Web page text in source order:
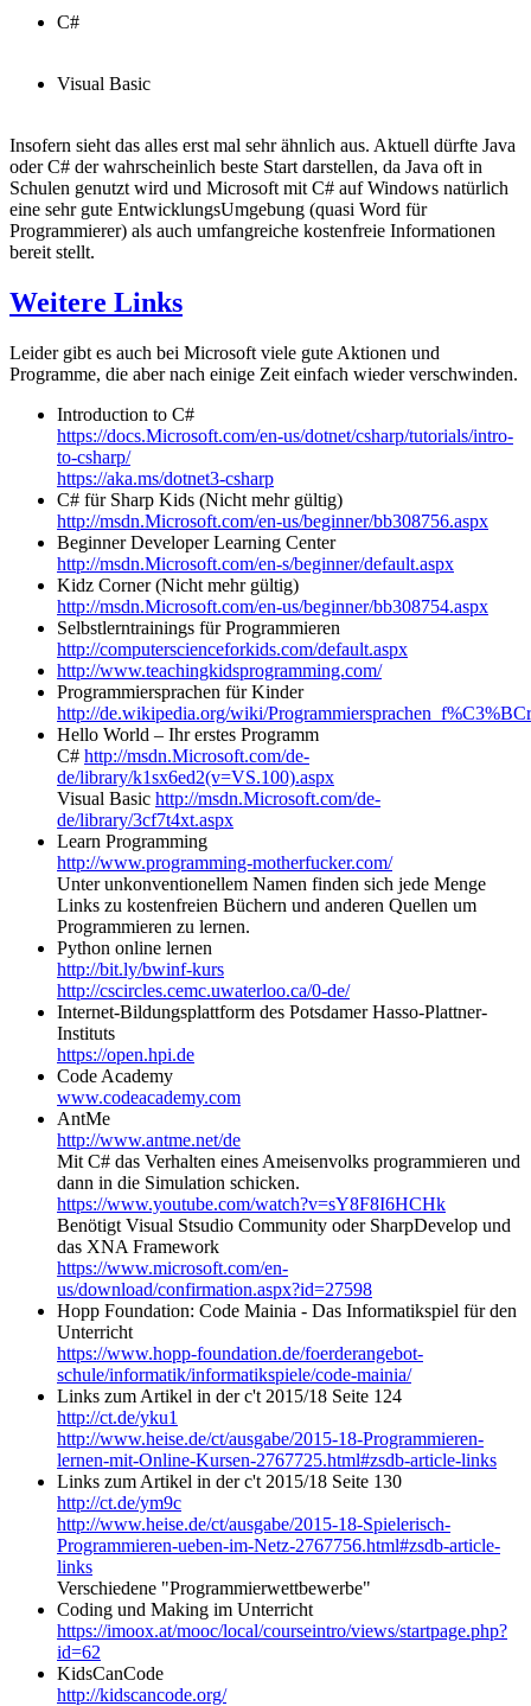
C#
Visual Basic
Insofern sieht das alles erst mal sehr ähnlich aus. Aktuell dürfte Java
oder C# der wahrscheinlich beste Start darstellen, da Java oft in
Schulen genutzt wird und Microsoft mit C# auf Windows natürlich
eine sehr gute EntwicklungsUmgebung (quasi Word für
Programmierer) als auch umfangreiche kostenfreie Informationen
bereit stellt.
Weitere Links
Leider gibt es auch bei Microsoft viele gute Aktionen und
Programme, die aber nach einige Zeit einfach wieder verschwinden.
Introduction to C#
https://docs.Microsoft.com/en-us/dotnet/csharp/tutorials/intro-
to-csharp/
https://aka.ms/dotnet3-csharp
C# für Sharp Kids (Nicht mehr gültig)
http://msdn.Microsoft.com/en-us/beginner/bb308756.aspx
Beginner Developer Learning Center
http://msdn.Microsoft.com/en-s/beginner/default.aspx
Kidz Corner (Nicht mehr gültig)
http://msdn.Microsoft.com/en-us/beginner/bb308754.aspx
Selbstlerntrainings für Programmieren
http://computerscienceforkids.com/default.aspx
http://www.teachingkidsprogramming.com/
Programmiersprachen für Kinder
http://de.wikipedia.org/wiki/
Hello World – Ihr erstes Programm
C# http://msdn.Microsoft.com/de-
de/library/k1sx6ed2(v=VS.100).aspx
Visual Basic http://msdn.Microsoft.com/de-
de/library/3cf7t4xt.aspx
Learn Programming
http://www.programming-motherfucker.com/
Unter unkonventionellem Namen finden sich jede Menge
Links zu kostenfreien Büchern und anderen Quellen um
Programmieren zu lernen.
Python online lernen
http://bit.ly/bwinf-kurs
http://cscircles.cemc.uwaterloo.ca/0-de/
Internet-Bildungsplattform des Potsdamer Hasso-Plattner-
Instituts
https://open.hpi.de
Code Academy
www.codeacademy.com
AntMe
http://www.antme.net/de
Mit C# das Verhalten eines Ameisenvolks programmieren und
dann in die Simulation schicken.
https://www.youtube.com/watch?v=sY8F8I6HCHk
Benötigt Visual Stsudio Community oder SharpDevelop und
das XNA Framework
https://www.microsoft.com/en-
us/download/confirmation.aspx?id=27598
Hopp Foundation: Code Mainia - Das Informatikspiel für den
Unterricht
https://www.hopp-foundation.de/foerderangebot-
schule/informatik/informatikspiele/code-mainia/
Links zum Artikel in der c't 2015/18 Seite 124
http://ct.de/yku1
http://www.heise.de/ct/ausgabe/2015-18-Programmieren-
lernen-mit-Online-Kursen-2767725.html#zsdb-article-links
Links zum Artikel in der c't 2015/18 Seite 130
http://ct.de/ym9c
http://www.heise.de/ct/ausgabe/2015-18-Spielerisch-
Programmieren-ueben-im-Netz-2767756.html#zsdb-article-
links
Verschiedene "Programmierwettbewerbe"
Coding und Making im Unterricht
https://imoox.at/mooc/local/courseintro/views/startpage.php?
id=62
KidsCanCode
http://kidscancode.org/